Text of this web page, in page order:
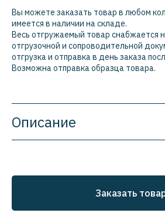
Вы можете заказать товар в любом
имеется в наличии на складе.
Весь отгружаемый товар снабжается
отгрузочной и сопроводительной
отгрузка и отправка в день заказа
Возможна отправка образца товара.
Описание
Заказать